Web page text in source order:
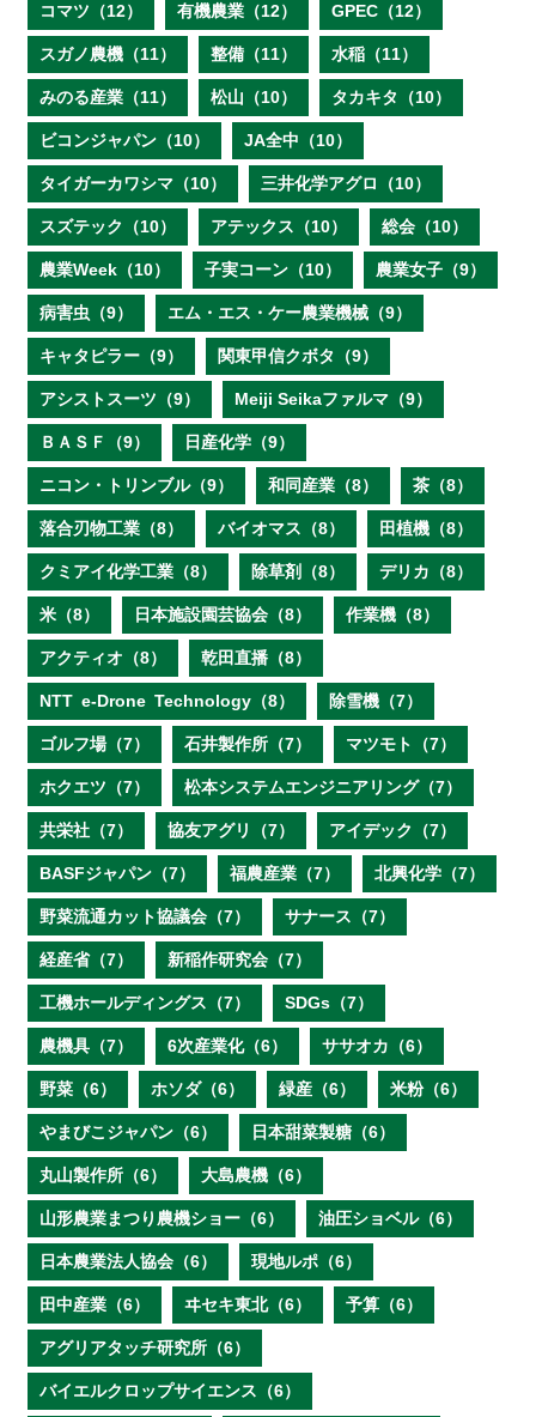
コマツ（12） 有機農業（12） GPEC（12）
スガノ農機（11） 整備（11） 水稲（11）
みのる産業（11） 松山（10） タカキタ（10）
ビコンジャパン（10） JA全中（10）
タイガーカワシマ（10） 三井化学アグロ（10）
スズテック（10） アテックス（10） 総会（10）
農業Week（10） 子実コーン（10） 農業女子（9）
病害虫（9） エム・エス・ケー農業機械（9）
キャタピラー（9） 関東甲信クボタ（9）
アシストスーツ（9） Meiji Seikaファルマ（9）
ＢＡＳＦ（9） 日産化学（9）
ニコン・トリンブル（9） 和同産業（8） 茶（8）
落合刃物工業（8） バイオマス（8） 田植機（8）
クミアイ化学工業（8） 除草剤（8） デリカ（8）
米（8） 日本施設園芸協会（8） 作業機（8）
アクティオ（8） 乾田直播（8）
NTT e‐Drone Technology（8） 除雪機（7）
ゴルフ場（7） 石井製作所（7） マツモト（7）
ホクエツ（7） 松本システムエンジニアリング（7）
共栄社（7） 協友アグリ（7） アイデック（7）
BASFジャパン（7） 福農産業（7） 北興化学（7）
野菜流通カット協議会（7） サナース（7）
経産省（7） 新稲作研究会（7）
工機ホールディングス（7） SDGs（7）
農機具（7） 6次産業化（6） ササオカ（6）
野菜（6） ホソダ（6） 緑産（6） 米粉（6）
やまびこジャパン（6） 日本甜菜製糖（6）
丸山製作所（6） 大島農機（6）
山形農業まつり農機ショー（6） 油圧ショベル（6）
日本農業法人協会（6） 現地ルポ（6）
田中産業（6） ヰセキ東北（6） 予算（6）
アグリアタッチ研究所（6）
バイエルクロップサイエンス（6）